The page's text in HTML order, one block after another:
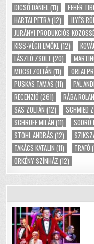
DICSŐ DÁNIEL (11) FEHÉR
HARTAI PETRA(12) ILYÉS
JURÁNYI PRODUKCIÓS
KISS-VÉGH EMŐKE(12)
LÁSZLÓ ZSOLT (20)
MUCSI ZOLTÁN (11) ORLAI
PUSKÁS TAMÁS (11) PÁL
RECENZIÓ (261) RÁBA
SAS ZOLTÁN (12) SCHMIED
SCHRUFF MILÁN (11) SODRÓ
STOHL ANDRÁS (12)
TAKÁCS KATALIN (11) TRAFÓ
ÖRKÉNY SZÍNHÁZ (12)